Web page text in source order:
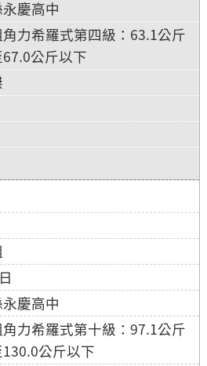
慶高中
力希羅式第四級：63.1公斤
公斤以下
慶高中
力希羅式第十級：97.1公斤
公斤以下